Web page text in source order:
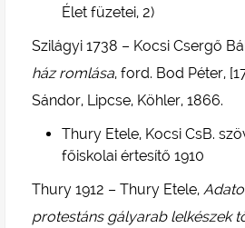
Élet füzetei, 2)
Szilágyi 1738 – Kocsi Csergő
ház romlása, ford. Bod Péter,
Sándor, Lipcse, Köhler, 1866.
Thury Etele, Kocsi CsB.
főiskolai értesítő 1910
Thury 1912 – Thury Etele,
protestáns gályarab lelkészek